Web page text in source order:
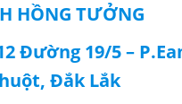
HỒNG TƯỞNG
Đường 19/5 –
Đắk Lắk